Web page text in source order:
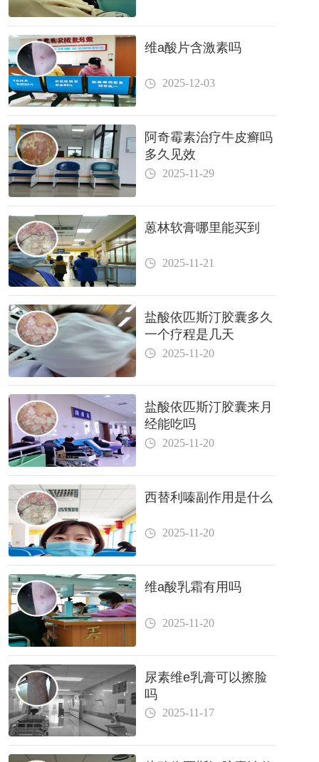
维a酸片含激素吗
2025-12-03
阿奇霉素治疗牛皮癣吗
多久见效
2025-11-29
蒽林软膏哪里能买到
2025-11-21
盐酸依匹斯汀胶囊多久
一个疗程是几天
2025-11-20
盐酸依匹斯汀胶囊来月
经能吃吗
2025-11-20
西替利嗪副作用是什么
2025-11-20
维a酸乳霜有用吗
2025-11-20
尿素维e乳膏可以擦脸
吗
2025-11-17